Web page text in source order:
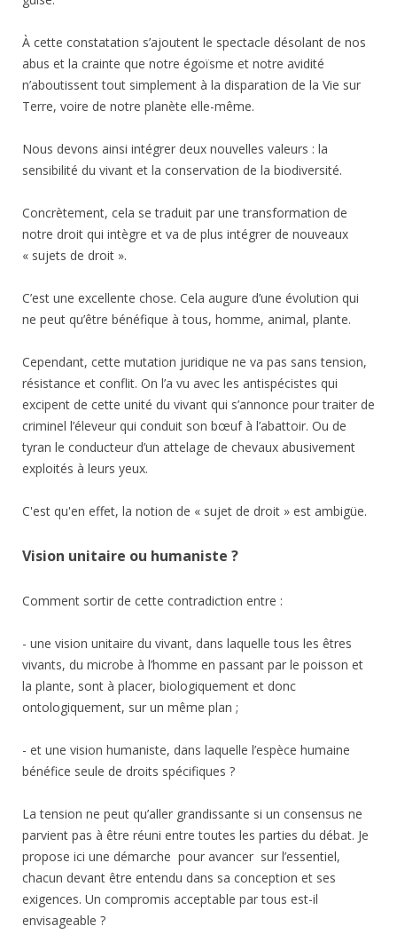
À cette constatation s’ajoutent le spectacle désolant de nos
abus et la crainte que notre égoïsme et notre avidité
n’aboutissent tout simplement à la disparation de la Vie sur
Terre, voire de notre planète elle-même.
Nous devons ainsi intégrer deux nouvelles valeurs : la
sensibilité du vivant et la conservation de la biodiversité.
Concrètement, cela se traduit par une transformation de
notre droit qui intègre et va de plus intégrer de nouveaux
« sujets de droit ».
C’est une excellente chose. Cela augure d’une évolution qui
ne peut qu’être bénéfique à tous, homme, animal, plante.
Cependant, cette mutation juridique ne va pas sans tension,
résistance et conflit. On l’a vu avec les antispécistes qui
excipent de cette unité du vivant qui s’annonce pour traiter de
criminel l’éleveur qui conduit son bœuf à l’abattoir. Ou de
tyran le conducteur d’un attelage de chevaux abusivement
exploités à leurs yeux.
C'est qu'en effet, la notion de « sujet de droit » est ambigüe.
Vision unitaire ou humaniste ?
Comment sortir de cette contradiction entre :
- une vision unitaire du vivant, dans laquelle tous les êtres
vivants, du microbe à l’homme en passant par le poisson et
la plante, sont à placer, biologiquement et donc
ontologiquement, sur un même plan ;
- et une vision humaniste, dans laquelle l’espèce humaine
bénéfice seule de droits spécifiques ?
La tension ne peut qu’aller grandissante si un consensus ne
parvient pas à être réuni entre toutes les parties du débat. Je
propose ici une démarche pour avancer sur l’essentiel,
chacun devant être entendu dans sa conception et ses
exigences. Un compromis acceptable par tous est-il
envisageable ?